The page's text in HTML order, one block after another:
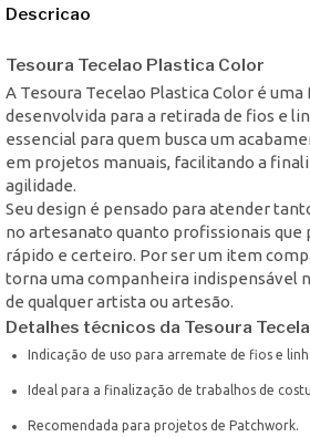
Descricao
Tesoura Tecelao Plastica Color
A Tesoura Tecelao Plastica Color é
desenvolvida para a retirada de fios e
essencial para quem busca um
em projetos manuais, facilitando a
agilidade.
Seu design é pensado para atender
no artesanato quanto profissionais que
rápido e certeiro. Por ser um item
torna uma companheira indispensável
de qualquer artista ou artesão.
Detalhes técnicos da Tesoura
Indicação de uso para arremate de fios e
Ideal para a finalização de trabalhos de
Recomendada para projetos de Patchwork.